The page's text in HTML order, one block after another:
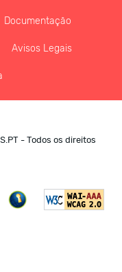
Documentação
Avisos Legais
- Todos os direitos